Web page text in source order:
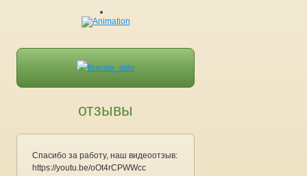
отзывы
Спасибо за работу, наш видеоотзыв:
https://youtu.be/oOt4rCPWWcc